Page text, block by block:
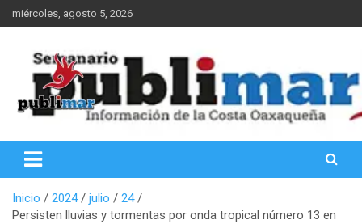
Saltar
al
miércoles, agosto 5, 2026
PubliMar
Inicio 2024 julio
24
Persisten lluvias y tormentas por onda tropical número 13 en